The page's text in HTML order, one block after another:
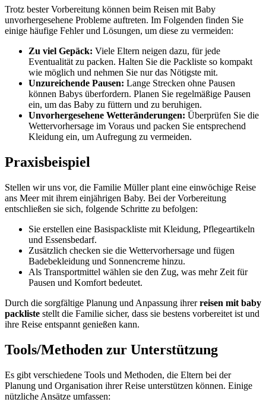
Trotz bester Vorbereitung können beim Reisen mit Baby
unvorhergesehene Probleme auftreten. Im Folgenden finden Sie
einige häufige Fehler und Lösungen, um diese zu vermeiden:
Zu viel Gepäck: Viele Eltern neigen dazu, für jede
Eventualität zu packen. Halten Sie die Packliste so kompakt
wie möglich und nehmen Sie nur das Nötigste mit.
Unzureichende Pausen: Lange Strecken ohne Pausen
können Babys überfordern. Planen Sie regelmäßige Pausen
ein, um das Baby zu füttern und zu beruhigen.
Unvorhergesehene Wetteränderungen: Überprüfen Sie die
Wettervorhersage im Voraus und packen Sie entsprechend
Kleidung ein, um Aufregung zu vermeiden.
Praxisbeispiel
Stellen wir uns vor, die Familie Müller plant eine einwöchige Reise
ans Meer mit ihrem einjährigen Baby. Bei der Vorbereitung
entschließen sie sich, folgende Schritte zu befolgen:
Sie erstellen eine Basispackliste mit Kleidung, Pflegeartikeln
und Essensbedarf.
Zusätzlich checken sie die Wettervorhersage und fügen
Badebekleidung und Sonnencreme hinzu.
Als Transportmittel wählen sie den Zug, was mehr Zeit für
Pausen und Komfort bedeutet.
Durch die sorgfältige Planung und Anpassung ihrerreisen mit baby
packliste stellt die Familie sicher, dass sie bestens vorbereitet ist und
ihre Reise entspannt genießen kann.
Tools/Methoden zur Unterstützung
Es gibt verschiedene Tools und Methoden, die Eltern bei der
Planung und Organisation ihrer Reise unterstützen können. Einige
nützliche Ansätze umfassen: